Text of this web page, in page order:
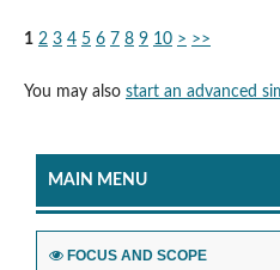
1 2 3 4 5 6 7 8 9 10 > >>
You may also start an advanced
MAIN MENU
FOCUS AND SCOPE